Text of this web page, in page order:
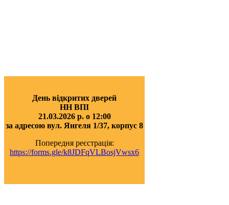
День відкритих дверей
НН ВПІ
21.03.2026 р. о 12:00
за адресою вул. Янгеля 1/37, корпус 8
Попередня реєстрація:
https://forms.gle/k8JDFqVLBosjVwsx6